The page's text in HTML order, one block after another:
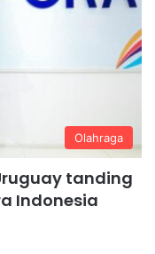
Olahraga
tanding
Indonesia